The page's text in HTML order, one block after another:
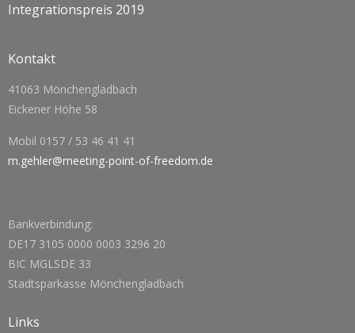
Integrationspreis 2019
Kontakt
41063 Mönchengladbach
Eickener Höhe 58
Mobil 0157 / 53 46 41 41
m.gehler@meeting-point-of-freedom.de
Bankverbindung:
DE17 3105 0000 0003 3296 20
BIC MGLSDE 33
Stadtsparkasse Mönchengladbach
Links